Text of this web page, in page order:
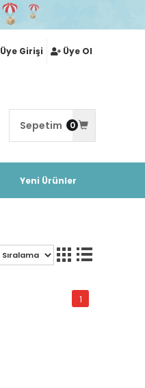
Üye Girişi Üye Ol
Sepetim 0
Yeni Ürünler
1